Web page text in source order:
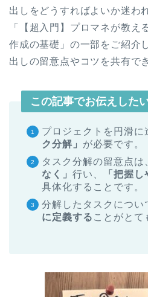
出しをどうすればよいか迷わ
「【超入門】プロマネが教え
作成の基礎」の一部をご紹介
出しの留意点やコツを共有で
この記事でお伝えした
プロジェクトを円滑に
ク分解」 が必要です。
タスク分解の留意点は
なく」 行い、 「把握し
具体化することです。
分解したタスクについ
に定義する ことがとて